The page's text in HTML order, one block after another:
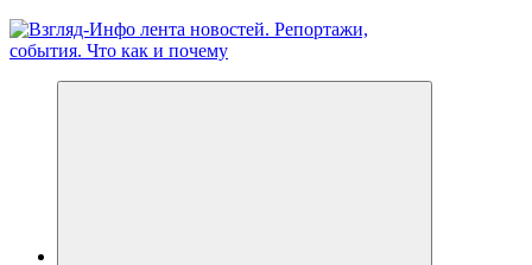
Обо всем и обо всех, что зачем и почему. Новости политики,